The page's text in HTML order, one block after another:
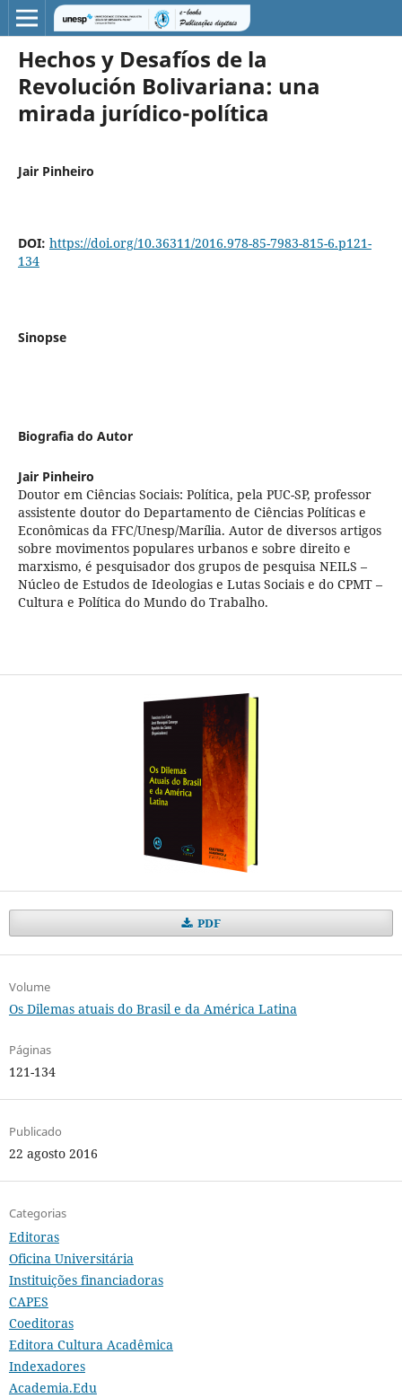
Hechos y Desafíos de la
Revolución Bolivariana: una
mirada jurídico-política
Jair Pinheiro
DOI: https://doi.org/10.36311/2016.978-85-7983-815-6.p121-
134
Sinopse
Biografia do Autor
Jair Pinheiro
Doutor em Ciências Sociais: Política, pela PUC-SP, professor
assistente doutor do Departamento de Ciências Políticas e
Econômicas da FFC/Unesp/Marília. Autor de diversos artigos
sobre movimentos populares urbanos e sobre direito e
marxismo, é pesquisador dos grupos de pesquisa NEILS –
Núcleo de Estudos de Ideologias e Lutas Sociais e do CPMT –
Cultura e Política do Mundo do Trabalho.
PDF
Volume
Os Dilemas atuais do Brasil e da América Latina
Páginas
121-134
Publicado
22 agosto 2016
Categorias
Editoras
Oficina Universitária
Instituições financiadoras
CAPES
Coeditoras
Editora Cultura Acadêmica
Indexadores
Academia.Edu